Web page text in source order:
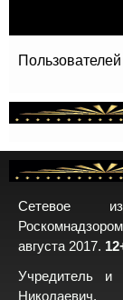
Сетевое
августа 2017.
Учредитель и
Николаевич.